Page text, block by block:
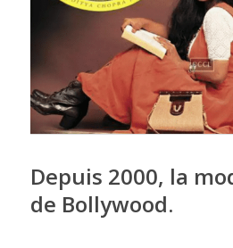
Depuis 2000, la
de Bollywood.